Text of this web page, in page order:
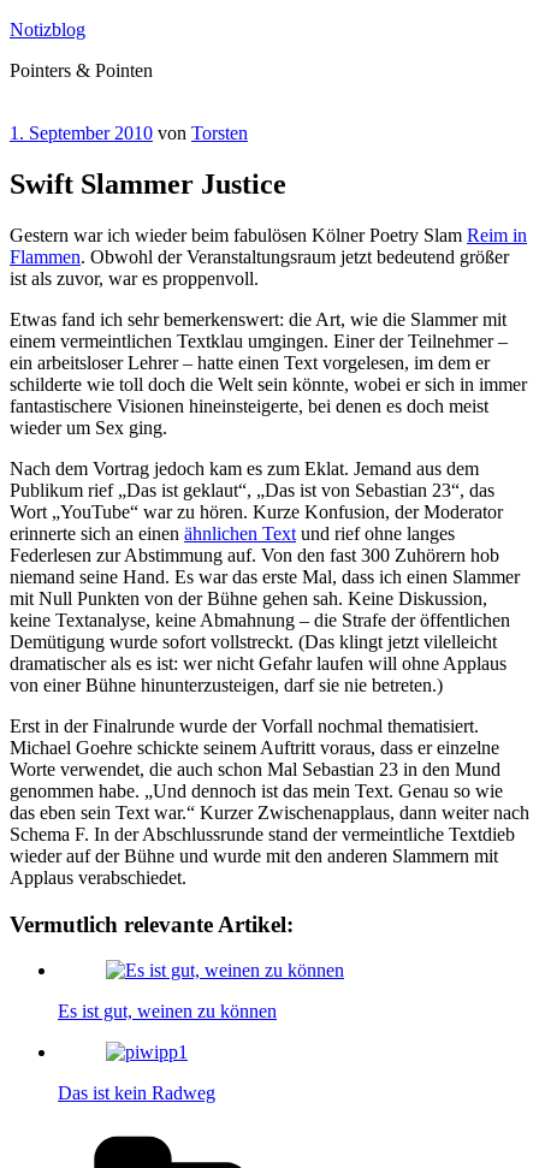
Zum
springen
Notizblog
Pointers & Pointen
Veröffentlicht
1. September 2010 von Torsten
Swift Slammer Justice
Gestern war ich wieder beim fabulösen Kölner Poetry Slam Reim in
Flammen. Obwohl der Veranstaltungsraum jetzt bedeutend größer
ist als zuvor, war es proppenvoll.
Etwas fand ich sehr bemerkenswert: die Art, wie die Slammer mit
einem vermeintlichen Textklau umgingen. Einer der Teilnehmer –
ein arbeitsloser Lehrer – hatte einen Text vorgelesen, im dem er
schilderte wie toll doch die Welt sein könnte, wobei er sich in immer
fantastischere Visionen hineinsteigerte, bei denen es doch meist
wieder um Sex ging.
Nach dem Vortrag jedoch kam es zum Eklat. Jemand aus dem
Publikum rief „Das ist geklaut“, „Das ist von Sebastian 23“, das
Wort „YouTube“ war zu hören. Kurze Konfusion, der Moderator
erinnerte sich an einen ähnlichen Text und rief ohne langes
Federlesen zur Abstimmung auf. Von den fast 300 Zuhörern hob
niemand seine Hand. Es war das erste Mal, dass ich einen Slammer
mit Null Punkten von der Bühne gehen sah. Keine Diskussion,
keine Textanalyse, keine Abmahnung – die Strafe der öffentlichen
Demütigung wurde sofort vollstreckt. (Das klingt jetzt vilelleicht
dramatischer als es ist: wer nicht Gefahr laufen will ohne Applaus
von einer Bühne hinunterzusteigen, darf sie nie betreten.)
Erst in der Finalrunde wurde der Vorfall nochmal thematisiert.
Michael Goehre schickte seinem Auftritt voraus, dass er einzelne
Worte verwendet, die auch schon Mal Sebastian 23 in den Mund
genommen habe. „Und dennoch ist das mein Text. Genau so wie
das eben sein Text war.“ Kurzer Zwischenapplaus, dann weiter nach
Schema F. In der Abschlussrunde stand der vermeintliche Textdieb
wieder auf der Bühne und wurde mit den anderen Slammern mit
Applaus verabschiedet.
Vermutlich relevante Artikel:
Es ist gut, weinen zu können
Das ist kein Radweg